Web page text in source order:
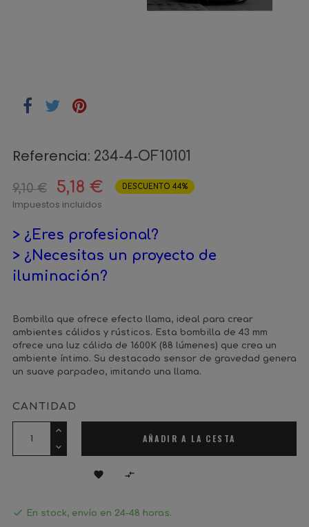
Referencia: 234-4-OF10101
9,10 € 5,18 € DESCUENTO 44%
Impuestos incluidos
> ¿Eres profesional?
> ¿Necesitas un proyecto de
iluminación?
Bombilla que ofrece efecto llama, ideal para crear
ambientes cálidos y rústicos. Esta bombilla de 43 mm
ofrece una luz cálida de 1600K (88 lúmenes) que crea un
ambiente íntimo. Su destacado sensor de gravedad genera
un suave parpadeo, imitando una llama.
CANTIDAD
AÑADIR A LA CESTA
 
 En stock, envío en 24-48 horas.